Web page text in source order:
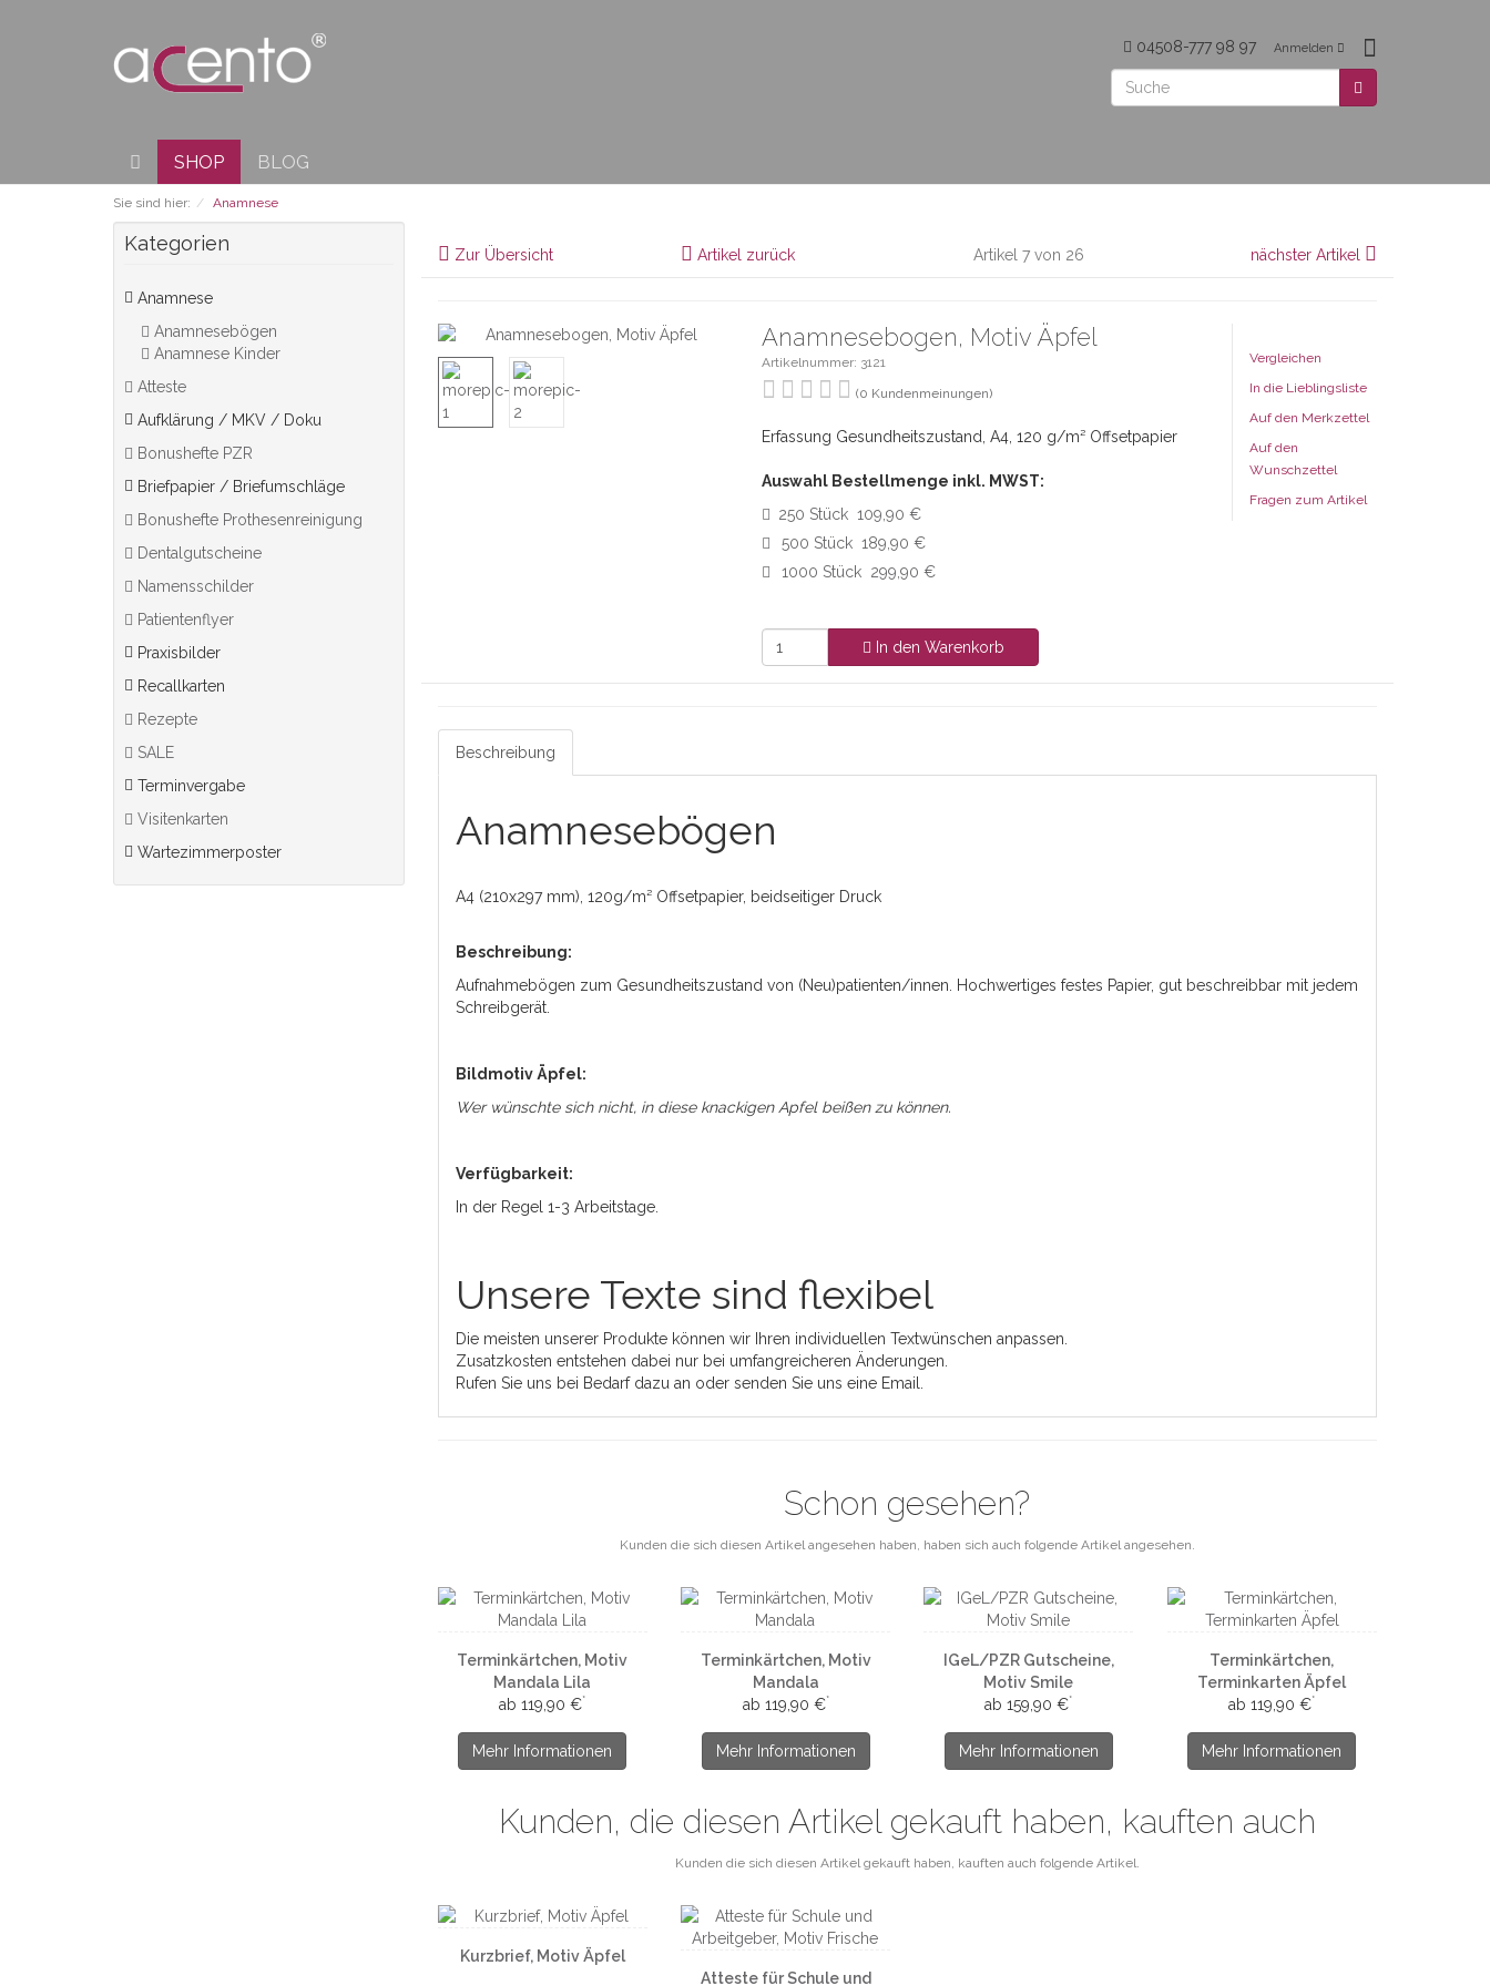
04508-777 98 97 Anmelden
SHOP BLOG
Sie sind hier: Anamnese
Kategorien
Anamnese
Anamnesebögen
Anamnese Kinder
Atteste
Aufklärung / MKV / Doku
Bonushefte PZR
Briefpapier / Briefumschläge
Bonushefte Prothesenreinigung
Dentalgutscheine
Namensschilder
Patientenflyer
Praxisbilder
Recallkarten
Rezepte
SALE
Terminvergabe
Visitenkarten
Wartezimmerposter
Zur Übersicht Artikel zurück Artikel 7 von 26 nächster Artikel
Anamnesebogen, Motiv Äpfel
Artikelnummer: 3121
(0 Kundenmeinungen)
Erfassung Gesundheitszustand, A4, 120 g/m² Offsetpapier
Auswahl Bestellmenge inkl. MWST:
250 Stück 109,90 €
500 Stück 189,90 €
1000 Stück 299,90 €
In den Warenkorb
Vergleichen
In die Lieblingsliste
Auf den Merkzettel
Auf den
Wunschzettel
Fragen zum Artikel
Beschreibung
Anamnesebögen
A4 (210x297 mm), 120g/m² Offsetpapier, beidseitiger Druck
Beschreibung:
Aufnahmebögen zum Gesundheitszustand von (Neu)patienten/innen. Hochwertiges festes Papier, gut beschreibbar mit jedem
Schreibgerät.
Bildmotiv Äpfel:
Wer wünschte sich nicht, in diese knackigen Apfel beißen zu können.
Verfügbarkeit:
In der Regel 1-3 Arbeitstage.
Unsere Texte sind flexibel
Die meisten unserer Produkte können wir Ihren individuellen Textwünschen anpassen.
Zusatzkosten entstehen dabei nur bei umfangreicheren Änderungen.
Rufen Sie uns bei Bedarf dazu an oder senden Sie uns eine Email.
Schon gesehen?
Kunden die sich diesen Artikel angesehen haben, haben sich auch folgende Artikel angesehen.
Terminkärtchen, Motiv
Mandala Lila
ab 119,90 €*
Mehr Informationen
Terminkärtchen, Motiv
Mandala
ab 119,90 €*
Mehr Informationen
IGeL/PZR Gutscheine,
Motiv Smile
ab 159,90 €*
Mehr Informationen
Terminkärtchen,
Terminkarten Äpfel
ab 119,90 €*
Mehr Informationen
Kunden, die diesen Artikel gekauft haben, kauften auch
Kunden die sich diesen Artikel gekauft haben, kauften auch folgende Artikel.
Kurzbrief, Motiv Äpfel
Atteste für Schule und